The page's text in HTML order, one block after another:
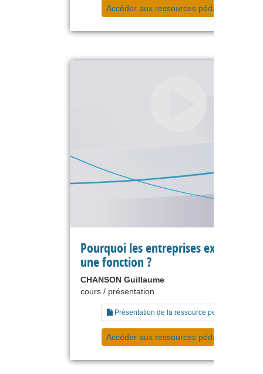
Accéder aux ressources pédagogiques
Pourquoi les entreprises
une fonction ?
CHANSON Guillaume
cours / présentation
Présentation de la ressource pédagogique
Accéder aux ressources pédagogiques